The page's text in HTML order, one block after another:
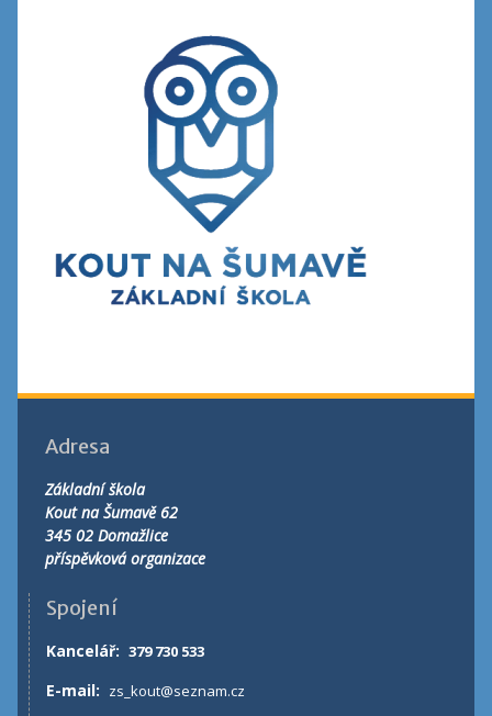
Adresa
Základní škola
Kout na Šumavě 62
345 02 Domažlice
příspěvková organizace
Spojení
Kancelář: 379 730 533
E-mail: zs_kout@seznam.cz